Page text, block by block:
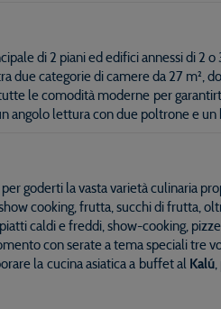
di 2 piani ed edifici annessi di 2
due categorie di camere da 27 m²,
le comodità moderne per
angolo lettura con due poltrone e
per goderti la vasta varietà culinaria
cooking, frutta, succhi di frutta,
caldi e freddi, show-cooking,
con serate a tema speciali tre
la cucina asiatica a buffet al Kalú